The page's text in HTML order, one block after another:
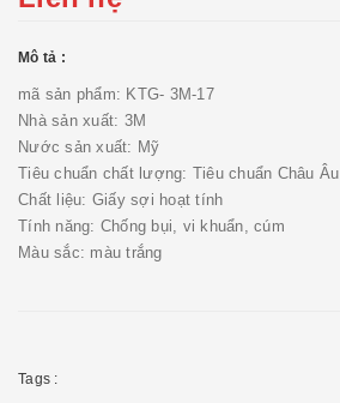
Mô tả :
mã sản phẩm: KTG- 3M-17
Nhà sản xuất: 3M
Nước sản xuất: Mỹ
Tiêu chuẩn chất lượng: Tiêu chuẩn Châu Âu
Chất liệu: Giấy sợi hoạt tính
Tính năng: Chống bụi, vi khuẩn, cúm
Màu sắc: màu trắng
Tags :